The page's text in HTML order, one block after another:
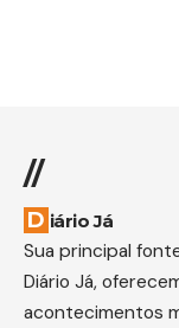
//
Diário Já
Sua principal
Diário Já,
acontecimentos